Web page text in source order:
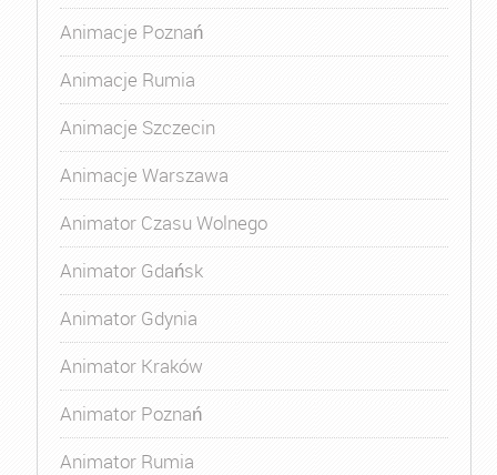
Animacje Poznań
Animacje Rumia
Animacje Szczecin
Animacje Warszawa
Animator Czasu Wolnego
Animator Gdańsk
Animator Gdynia
Animator Kraków
Animator Poznań
Animator Rumia